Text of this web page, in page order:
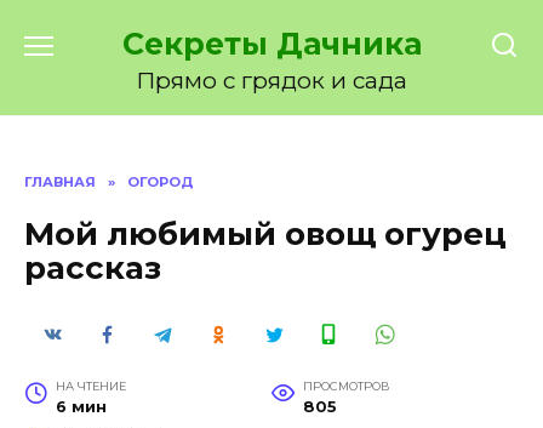
Секреты Дачника
Прямо с грядок и сада
ГЛАВНАЯ » ОГОРОД
Мой любимый овощ огурец
рассказ
НА ЧТЕНИЕ
6 мин
ПРОСМОТРОВ
805